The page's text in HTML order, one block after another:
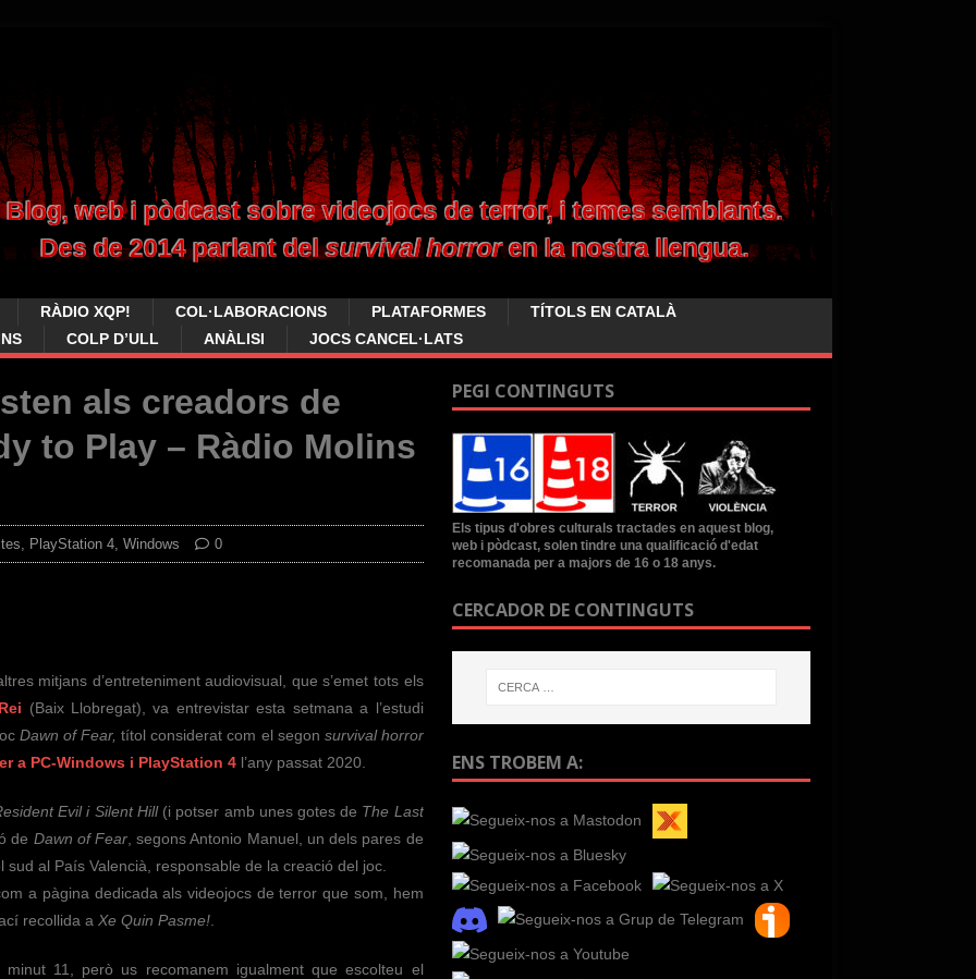
RÀDIO XQP! COL·LABORACIONS PLATAFORMES
TÍTOLS EN CATALÀ
COLP D’ULL ANÀLISI JOCS CANCEL·LATS
als creadors de
to Play – Ràdio Molins
, PlayStation 4, Windows 0
mitjans d’entreteniment audiovisual, que s’emet tots els
(Baix Llobregat), va entrevistar esta setmana a l’estudi
Dawn of Fear, títol considerat com el segon survival horror
a PC-Windows i PlayStation 4 l’any passat 2020.
Evil i Silent Hill(i potser amb unes gotes de The Last
de Dawn of Fear , segons Antonio Manuel, un dels pares de
sud al País Valencià, responsable de la creació del joc.
a pàgina dedicada als videojocs de terror que som, hem
recollida a Xe Quin Pasme!
11, però us recomanem igualment que escolteu el
PEGI CONTINGUTS
Els tipus d'obres culturals tractades en aquest blog,
web i pòdcast, solen tindre una qualificació d'edat
recomanada per a majors de 16 o 18 anys.
CERCADOR DE CONTINGUTS
ENS TROBEM A: